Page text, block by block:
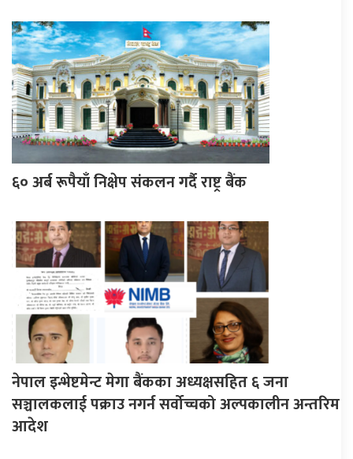
६० अर्ब रूपैयाँ निक्षेप संकलन गर्दै राष्ट्र बैंक
नेपाल इन्भेष्टमेन्ट मेगा बैंकका अध्यक्षसहित ६ जना
सञ्चालकलाई पक्राउ नगर्न सर्वोच्चको अल्पकालीन अन्तरिम
आदेश